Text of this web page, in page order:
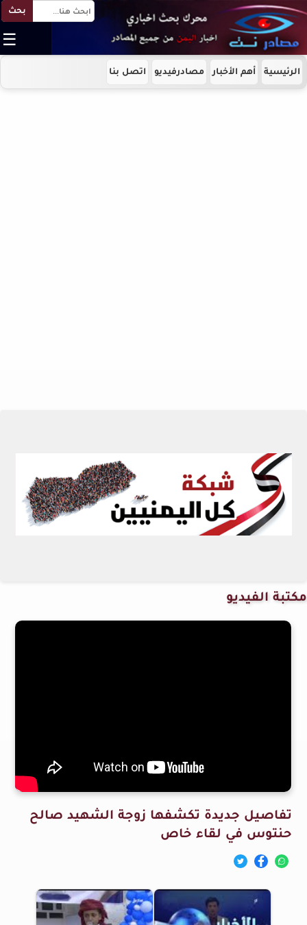
بحث
☰
الرئيسية أهم الأخبار مصادرفيديو اتصل بنا
مكتبة الفيديو
تفاصيل جديدة تكشفها زوجة الشهيد صالح
حنتوس في لقاء خاص